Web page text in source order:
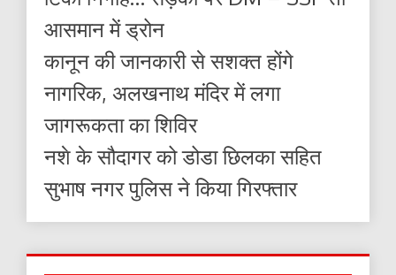
आसमान में ड्रोन
कानून की जानकारी से सशक्त होंगे
नागरिक, अलखनाथ मंदिर में लगा
जागरूकता का शिविर
नशे के सौदागर को डोडा छिलका सहित
सुभाष नगर पुलिस ने किया गिरफ्तार